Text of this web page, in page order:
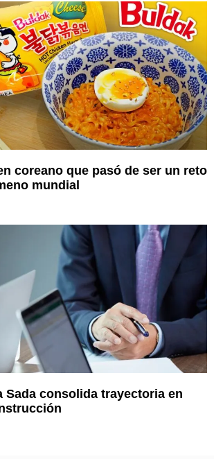
coreano que pasó de ser un reto
mundial
Sada consolida trayectoria en